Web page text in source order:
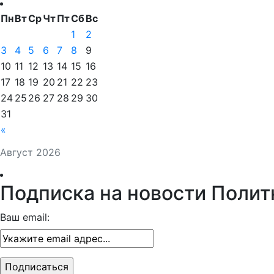
Август 2026
ПнВтСрЧтПтСбВс
«
1
2
3
4 5 6 7 8
9
10 11 12 13 14 15 16
17 18 19 20 21 22 23
24 25 26 27 28 29 30
31
Подписка на новости
Ваш email: